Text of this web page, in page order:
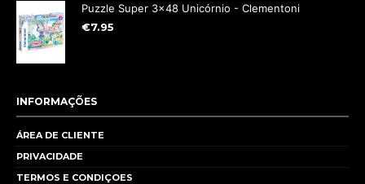
Puzzle Super 3x48 Unicórnio - Clementoni
€7.95
INFORMAÇÕES
ÁREA DE CLIENTE
PRIVACIDADE
TERMOS E CONDIÇOES